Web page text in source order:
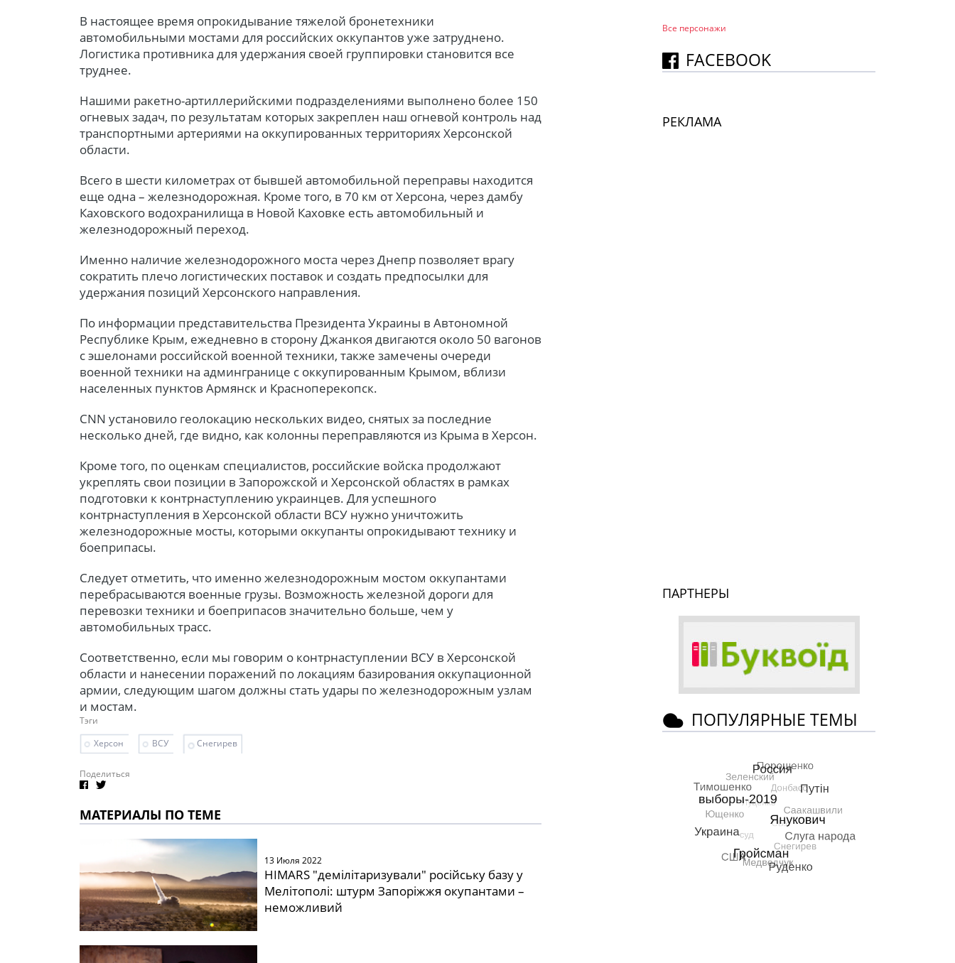
В настоящее время опрокидывание тяжелой бронетехники
автомобильными мостами для российских оккупантов уже затруднено.
Логистика противника для удержания своей группировки становится все
труднее.
Нашими ракетно-артиллерийскими подразделениями выполнено более 150
огневых задач, по результатам которых закреплен наш огневой контроль над
транспортными артериями на оккупированных территориях Херсонской
области.
Всего в шести километрах от бывшей автомобильной переправы находится
еще одна – железнодорожная. Кроме того, в 70 км от Херсона, через дамбу
Каховского водохранилища в Новой Каховке есть автомобильный и
железнодорожный переход.
Именно наличие железнодорожного моста через Днепр позволяет врагу
сократить плечо логистических поставок и создать предпосылки для
удержания позиций Херсонского направления.
По информации представительства Президента Украины в Автономной
Республике Крым, ежедневно в сторону Джанкоя двигаются около 50 вагонов
с эшелонами российской военной техники, также замечены очереди
военной техники на админгранице с оккупированным Крымом, вблизи
населенных пунктов Армянск и Красноперекопск.
CNN установило геолокацию нескольких видео, снятых за последние
несколько дней, где видно, как колонны переправляются из Крыма в Херсон.
Кроме того, по оценкам специалистов, российские войска продолжают
укреплять свои позиции в Запорожской и Херсонской областях в рамках
подготовки к контрнаступлению украинцев. Для успешного
контрнаступления в Херсонской области ВСУ нужно уничтожить
железнодорожные мосты, которыми оккупанты опрокидывают технику и
боеприпасы.
Следует отметить, что именно железнодорожным мостом оккупантами
перебрасываются военные грузы. Возможность железной дороги для
перевозки техники и боеприпасов значительно больше, чем у
автомобильных трасс.
Соответственно, если мы говорим о контрнаступлении ВСУ в Херсонской
области и нанесении поражений по локациям базирования оккупационной
армии, следующим шагом должны стать удары по железнодорожным узлам
и мостам.
Тэги
Херсон
ВСУ Снегирев
Поделиться
МАТЕРИАЛЫ ПО ТЕМЕ
13 Июля 2022
HIMARS "демілітаризували" російську базу у
Мелітополі: штурм Запоріжжя окупантами –
неможливий
Все персонажи
FACEBOOK
РЕКЛАМА
ПАРТНЕРЫ
ПОПУЛЯРНЫЕ ТЕМЫ